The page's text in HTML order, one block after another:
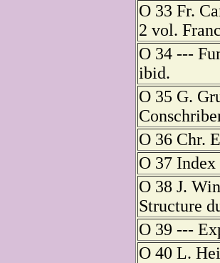
O 33 Fr.
2 vol.
O 34 ---
ibid.
O 35 G.
O 36 Chr.
O 37
O 38 J.
Structure
O 39 ---
O 40 L.